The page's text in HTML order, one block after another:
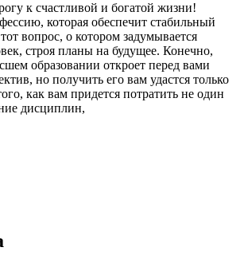
к счастливой и богатой жизни!
которая обеспечит стабильный
вопрос, о котором задумывается
строя планы на будущее. Конечно,
образовании откроет перед вами
но получить его вам удастся только
как вам придется потратить не один
дисциплин,